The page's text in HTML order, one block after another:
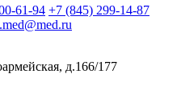
61-94 +7 (845) 299-14-87
д.166/177